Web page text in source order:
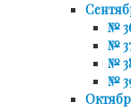
№
№
№
№